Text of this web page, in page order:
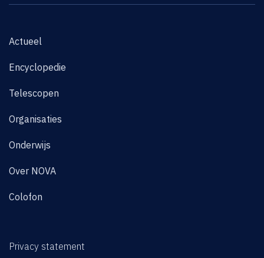
Actueel
Encyclopedie
Telescopen
Organisaties
Onderwijs
Over NOVA
Colofon
Privacy statement